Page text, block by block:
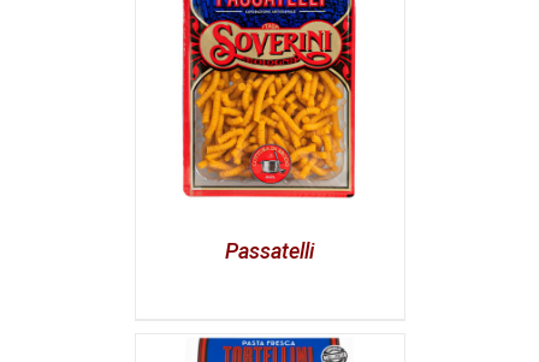
Passatelli